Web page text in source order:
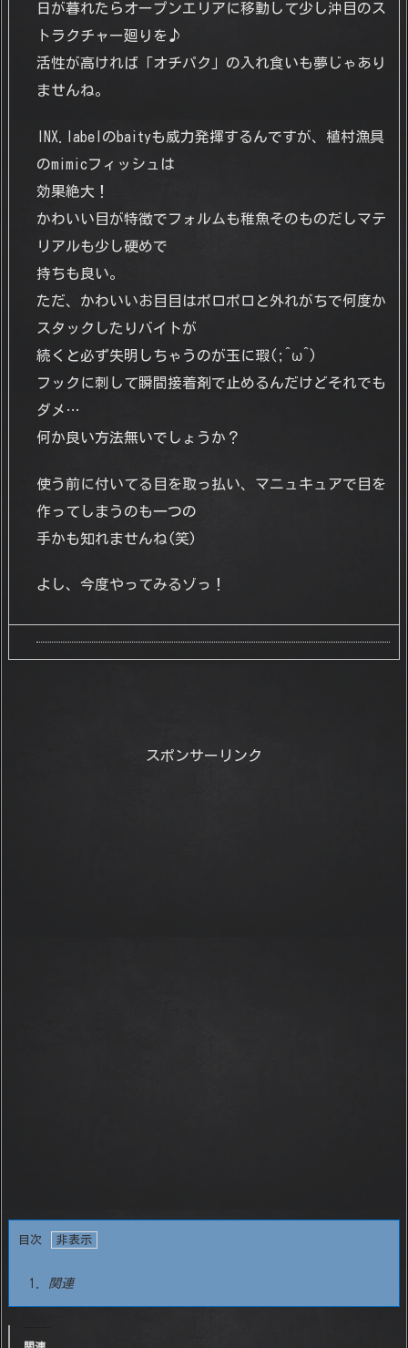
日が暮れたらオープンエリアに移動して少し沖目のス
トラクチャー廻りを♪
活性が高ければ「オチパク」の入れ食いも夢じゃあり
ませんね。
INX.labelのbaityも威力発揮するんですが、植村漁具
のmimicフィッシュは
効果絶大！
かわいい目が特徴でフォルムも稚魚そのものだしマテ
リアルも少し硬めで
持ちも良い。
ただ、かわいいお目目はポロポロと外れがちで何度か
スタックしたりバイトが
続くと必ず失明しちゃうのが玉に瑕(;^ω^)
フックに刺して瞬間接着剤で止めるんだけどそれでも
ダメ…
何か良い方法無いでしょうか？
使う前に付いてる目を取っ払い、マニュキュアで目を
作ってしまうのも一つの
手かも知れませんね(笑)
よし、今度やってみるゾっ！
スポンサーリンク
目次
1. 関連